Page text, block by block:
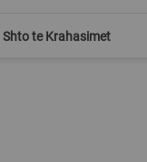
Shto te Krahasimet